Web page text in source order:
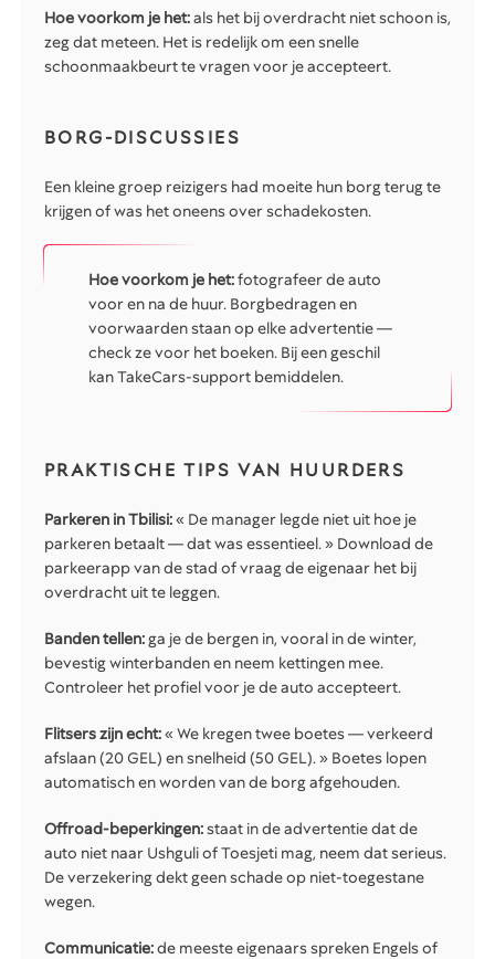
Hoe voorkom je het:als het bij overdracht niet schoon is,
zeg dat meteen. Het is redelijk om een snelle
schoonmaakbeurt te vragen voor je accepteert.
BORG-DISCUSSIES
Een kleine groep reizigers had moeite hun borg terug te
krijgen of was het oneens over schadekosten.
Hoe voorkom je het:fotografeer de auto
voor en na de huur. Borgbedragen en
voorwaarden staan op elke advertentie —
check ze voor het boeken. Bij een geschil
kan TakeCars-support bemiddelen.
PRAKTISCHE TIPS VAN HUURDERS
Parkeren in Tbilisi:« De manager legde niet uit hoe je
parkeren betaalt — dat was essentieel. » Download de
parkeerapp van de stad of vraag de eigenaar het bij
overdracht uit te leggen.
Banden tellen:ga je de bergen in, vooral in de winter,
bevestig winterbanden en neem kettingen mee.
Controleer het profiel voor je de auto accepteert.
Flitsers zijn echt:« We kregen twee boetes — verkeerd
afslaan (20 GEL) en snelheid (50 GEL). » Boetes lopen
automatisch en worden van de borg afgehouden.
Offroad-beperkingen:staat in de advertentie dat de
auto niet naar Ushguli of Toesjeti mag, neem dat serieus.
De verzekering dekt geen schade op niet-toegestane
wegen.
Communicatie:de meeste eigenaars spreken Engels of